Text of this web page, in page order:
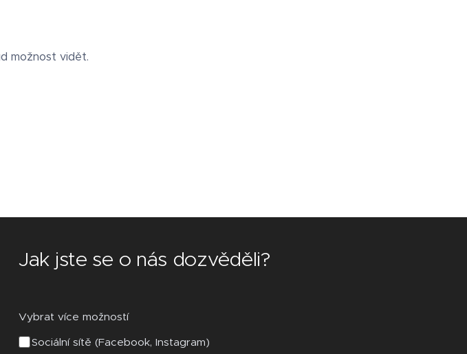
možnost vidět.
Jak jste se o nás dozvěděli?
Vybrat více možností
Sociální sítě (Facebook, Instagram)